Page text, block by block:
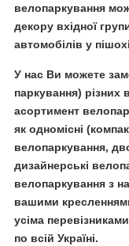
велопаркування
декору вхідної
автомобілів у
У нас Ви можете
паркування)
асортимент
як одномісні
велопаркування,
дизайнерські
велопаркування з
вашими
усіма
по всій Україні.